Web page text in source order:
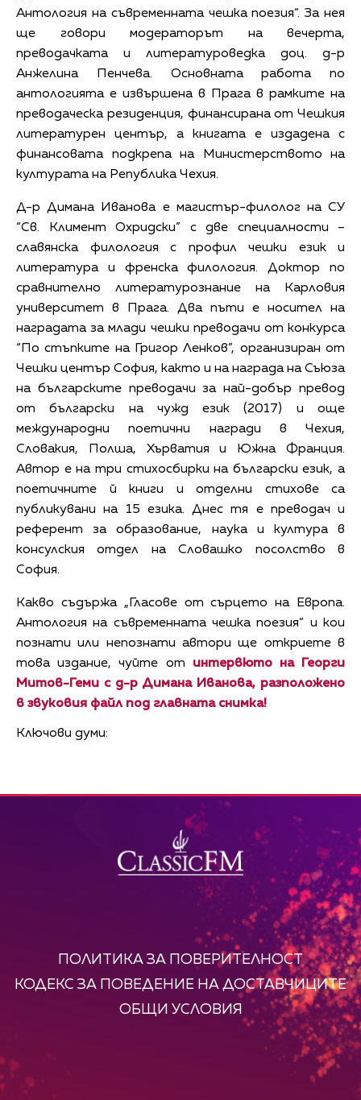
Антология на съвременната чешка поезия“. За нея
ще говори модераторът на вечерта,
преводачката и литературоведка доц. д-р
Анжелина Пенчева. Основната работа по
антологията е извършена в Прага в рамките на
преводаческа резиденция, финансирана от Чешкия
литературен център, а книгата е издадена с
финансовата подкрепа на Министерството на
културата на Република Чехия.
Д-р Димана Иванова е магистър-филолог на СУ
“Св. Климент Охридски” с две специалности –
славянска филология с профил чешки език и
литература и френска филология. Доктор по
сравнително литературознание на Карловия
университет в Прага. Два пъти е носител на
наградата за млади чешки преводачи от конкурса
“По стъпките на Григор Ленков”, организиран от
Чешки център София, както и на награда на Съюза
на българските преводачи за най-добър превод
от български на чужд език (2017) и още
международни поетични награди в Чехия,
Словакия, Полша, Хърватия и Южна Франция.
Автор е на три стихосбирки на български език, а
поетичните й книги и отделни стихове са
публикувани на 15 езика. Днес тя е преводач и
референт за образование, наука и култура в
консулския отдел на Словашко посолство в
София.
Какво съдържа „Гласове от сърцето на Европа.
Антология на съвременната чешка поезия“ и кои
познати или непознати автори ще откриете в
това издание, чуйте от интервюто на Георги
Митов-Геми с д-р Димана Иванова, разположено
в звуковия файл под главната снимка!
Ключови думи:
ПОЛИТИКА ЗА ПОВЕРИТЕЛНОСТ
КОДЕКС ЗА ПОВЕДЕНИЕ НА ДОСТАВЧИЦИТЕ
ОБЩИ УСЛОВИЯ